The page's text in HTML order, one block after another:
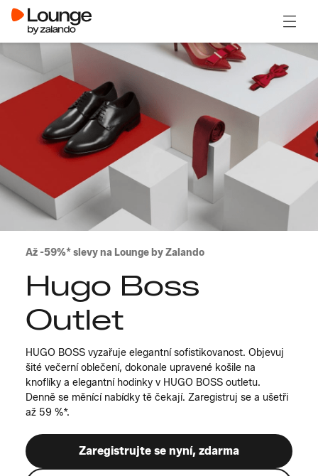
Až -59%* slevy na Lounge by Zalando
Hugo Boss
Outlet
HUGO BOSS vyzařuje elegantní sofistikovanost. Objevuj
šité večerní oblečení, dokonale upravené košile na
knoflíky a elegantní hodinky v HUGO BOSS outletu.
Denně se měnící nabídky tě čekají. Zaregistruj se a ušetři
až 59 %*.
Zaregistrujte se nyní, zdarma